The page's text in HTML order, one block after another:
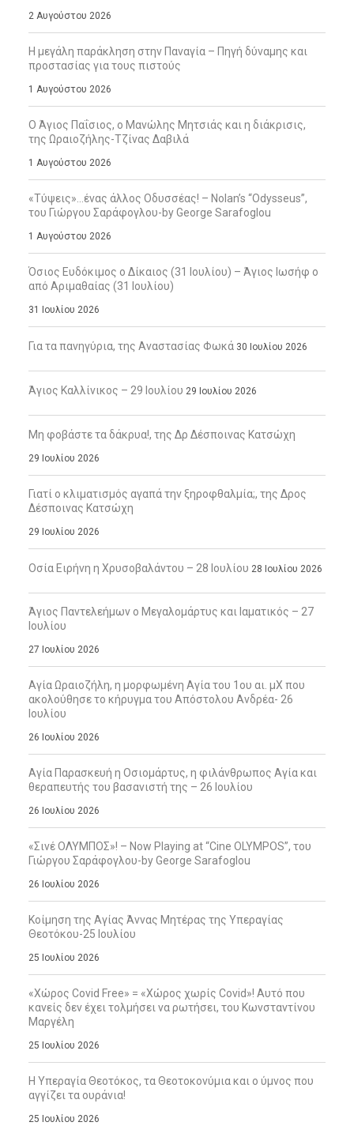
2 Αυγούστου 2026
Η μεγάλη παράκληση στην Παναγία – Πηγή δύναμης και
προστασίας για τους πιστούς
1 Αυγούστου 2026
Ο Άγιος Παΐσιος, ο Μανώλης Μητσιάς και η διάκρισις,
της Ωραιοζήλης-Τζίνας Δαβιλά
1 Αυγούστου 2026
«Τύψεις»…ένας άλλος Οδυσσέας! – Nolan’s “Odysseus”,
του Γιώργου Σαράφογλου-by George Sarafoglou
1 Αυγούστου 2026
Όσιος Ευδόκιμος ο Δίκαιος (31 Ιουλίου) – Άγιος Ιωσήφ ο
από Αριμαθαίας (31 Ιουλίου)
31 Ιουλίου 2026
Για τα πανηγύρια, της Αναστασίας Φωκά 30 Ιουλίου 2026
Άγιος Καλλίνικος – 29 Ιουλίου 29 Ιουλίου 2026
Μη φοβάστε τα δάκρυα!, της Δρ Δέσποινας Κατσώχη
29 Ιουλίου 2026
Γιατί ο κλιματισμός αγαπά την ξηροφθαλμία;, της Δρος
Δέσποινας Κατσώχη
29 Ιουλίου 2026
Οσία Ειρήνη η Χρυσοβαλάντου – 28 Ιουλίου 28 Ιουλίου 2026
Άγιος Παντελεήμων ο Μεγαλομάρτυς και Ιαματικός – 27
Ιουλίου
27 Ιουλίου 2026
Αγία Ωραιοζήλη, η μορφωμένη Αγία του 1ου αι. μΧ που
ακολούθησε το κήρυγμα του Απόστολου Ανδρέα- 26
Ιουλίου
26 Ιουλίου 2026
Αγία Παρασκευή η Οσιομάρτυς, η φιλάνθρωπος Αγία και
θεραπευτής του βασανιστή της – 26 Ιουλίου
26 Ιουλίου 2026
«Σινέ ΟΛΥΜΠΟΣ»! – Now Playing at “Cine OLYMPOS”, του
Γιώργου Σαράφογλου-by George Sarafoglou
26 Ιουλίου 2026
Κοίμηση της Αγίας Άννας Μητέρας της Υπεραγίας
Θεοτόκου-25 Ιουλίου
25 Ιουλίου 2026
«Χώρος Covid Free» = «Χώρος χωρίς Covid»! Αυτό που
κανείς δεν έχει τολμήσει να ρωτήσει, του Κωνσταντίνου
Μαργέλη
25 Ιουλίου 2026
Η Υπεραγία Θεοτόκος, τα Θεοτοκονύμια και ο ύμνος που
αγγίζει τα ουράνια!
25 Ιουλίου 2026